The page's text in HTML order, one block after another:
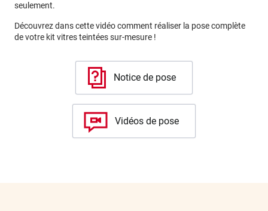
seulement.
Découvrez dans cette vidéo comment réaliser la pose complète
de votre kit vitres teintées sur-mesure !
Notice de pose
Vidéos de pose